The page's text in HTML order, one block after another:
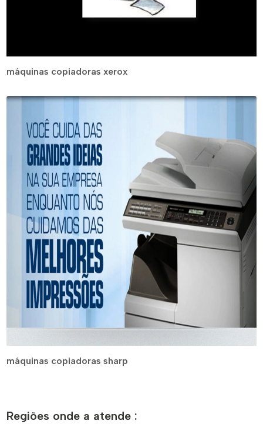
máquinas copiadoras xerox
máquinas copiadoras sharp
Regiões onde a atende :